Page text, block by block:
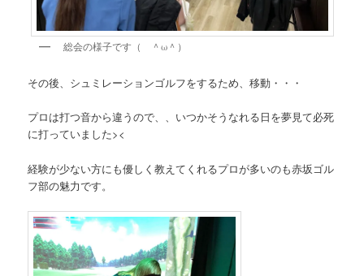
総会の様子です（ ＾ω＾）
その後、シュミレーションゴルフをするため、移動・・・
プロは打つ音から違うので、、いつかそうなれる日を夢見て必死
に打っていました><
経験が少ない方にも優しく教えてくれるプロが多いのも赤坂ゴル
フ部の魅力です。